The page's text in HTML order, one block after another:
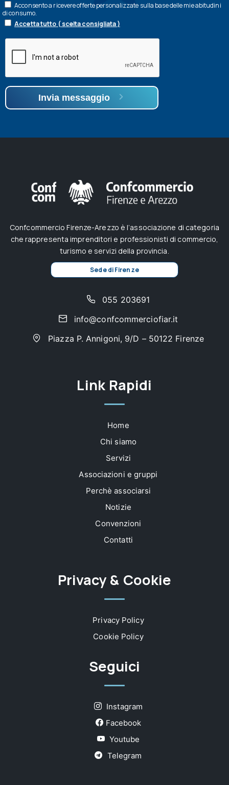
Acconsento a ricevere offerte personalizzate sulla base delle mie abitudini
di consumo.
Accetta tutto ( scelta consigliata )
Invia messaggio
Confcommercio Firenze-Arezzo è l’associazione di categoria
che rappresenta imprenditori e professionisti di commercio,
turismo e servizi della provincia.
Sede di Firenze
055 203691
info@confcommerciofiar.it
Piazza P. Annigoni, 9/D – 50122 Firenze
Link Rapidi
Home
Chi siamo
Servizi
Associazioni e gruppi
Perchè associarsi
Notizie
Convenzioni
Contatti
Privacy & Cookie
Privacy Policy
Cookie Policy
Seguici
Instagram
Facebook
Youtube
Telegram